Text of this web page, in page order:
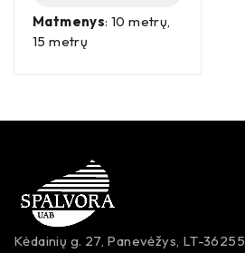
Matmenys: 10 metrų,
15 metrų
Kėdainių g. 27, Panevėžys, LT-36255